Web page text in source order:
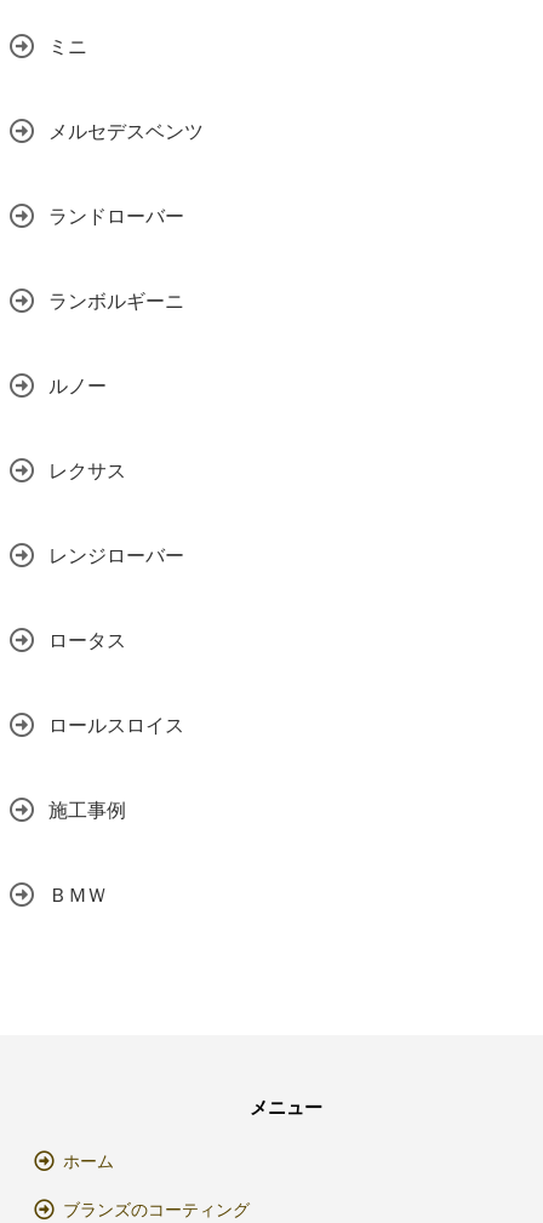
ミニ
メルセデスベンツ
ランドローバー
ランボルギーニ
ルノー
レクサス
レンジローバー
ロータス
ロールスロイス
施工事例
ＢＭＷ
メニュー
ホーム
ブランズのコーティング